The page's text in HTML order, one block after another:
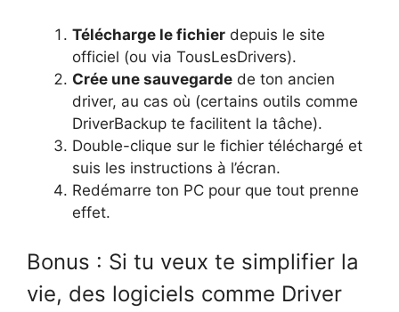
Télécharge le fichier depuis le site
officiel (ou via TousLesDrivers).
Crée une sauvegarde de ton ancien
driver, au cas où (certains outils comme
DriverBackup te facilitent la tâche).
Double-clique sur le fichier téléchargé et
suis les instructions à l’écran.
Redémarre ton PC pour que tout prenne
effet.
Bonus : Si tu veux te simplifier la
vie, des logiciels comme Driver